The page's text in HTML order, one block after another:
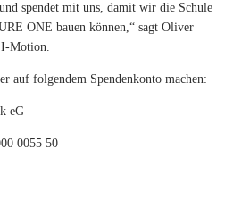
spendet mit uns, damit wir die Schule
ONE bauen können,“ sagt Oliver
I-Motion.
auf folgendem Spendenkonto machen:
eG
0055 50